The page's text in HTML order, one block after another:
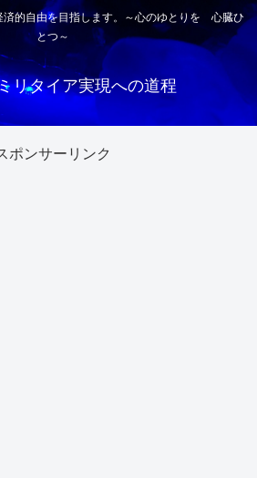
済的自由を目指します。～心のゆとりを 心臓ひ
とつ～
リタイア実現への道程
ポンサーリンク